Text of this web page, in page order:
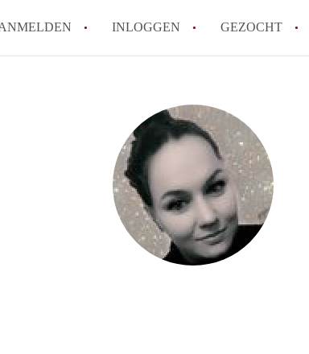
INLOGGEN GEZOCHT
How to translate
Wat is AppartementAlmere?
Hoeveel kost het om te
Wat is de
Berekent AppartementAlmere
makelaarsvergoeding/
Alle veelgestelde vragen